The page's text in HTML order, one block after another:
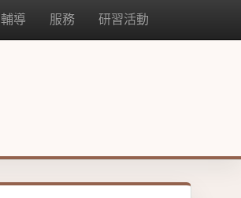
輔導 服務 研習活動